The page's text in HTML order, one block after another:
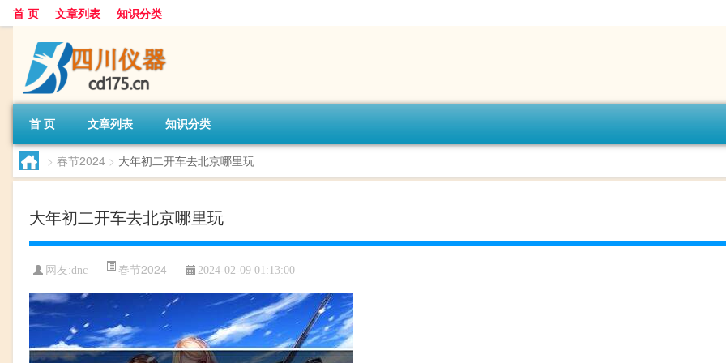
首 页 文章列表 知识分类
首 页 文章列表 知识分类
> 春节2024 > 大年初二开车去北京哪里玩
大年初二开车去北京哪里玩
网友:dnc 春节2024 2024-02-09 01:13:00